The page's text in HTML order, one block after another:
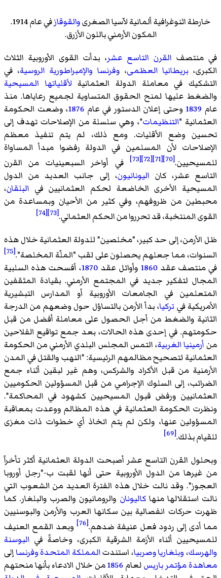
خارطة اثنوغرافية ألمانية لآسيا الصغرىوالقوقاز
في عام 1914.
المكون الأرمني باللون الأزرق.
في منتصف القرن التاسع عشر، بدأت القوى الأوروبية الثلاث
الكبرى، بريطانيا العظمى، وفرنسا والإمبراطورية الروسية، في
التشكيك في معاملة الدولة العثمانية لأقلياتها المسيحية
والضغط عليها لمنح الحقوق المتساوية لجميع رعاياها. منذ
عام 1839 وحتى إعلان الدستور في عام 1876، وضعت الحكومة
العثمانية "التنظيمات"، وهي سلسلة من الإصلاحات تهدف إلى
تحسين وضع الأقليات. ومع ذلك، لم يتم تنفيذ معظم
الإصلاحات لأن المسلمين في الدولة رفضوا مبدأ المساواة
للمسيحيين.[70]
[71]
[72]
[73]
في أواخر السبعينيات من القرن
التاسع عشر، كان اليونانيون، إلى جانب العديد من الدول
المسيحية الأخرى الخاضعة لحكم العثمانيين في البلقان،
محبطين من ظروفهم، وفي كثير من الأحيان وبمساعدة من
القوى المنتخبة، قد تحرروا من الحكم العثماني.[73]
[74]
ظل الأرمن، إلى حد كبير، "مخلصين" للدولة العثمانية خلال هذه
السنوات، مما جعلهم يحصلون على لقب "الملّة المخلصة".[75]
في منتصف عقد 1860 وأوائل عقد 1870، أفسحت هذه السلبية
المجال لتفكير جديد في المجتمع الأرمني. بقيادة المثقفين
المتعلمين في الجامعات الأوروبية أو المدارس التبشيرية
الأمريكية في تركيا، بدأ الأرمن بالتساؤل حول وضعهم من الدرجة
الثانية والضغط من أجل الحصول على معاملة أفضل من قبل
حكومتهم. في إحدى هذه الحالات، بعد جمع تواقيع الفلاحين
من أرمينيا الغربية، التمس المجلس البلدي الأرمني من الحكومة
العثمانية لتصحيح مظالمهم الرئيسية: "النهب والقتل في المدن
الأرمنية من قبل الأكراد والشركس، وهم غير لبقين أثناء جمع
الضرائب، إلى السلوك الإجرامي من قبل المسؤولين الحكوميين
العثمانيين ورفض قبول المسيحيين كشهود في المحاكمة".
ونظرت الحكومة العثمانية في هذه المظالم ووعدت بمعاقبة
المسؤولين عنها، ولكن لم يتم اتخاذ أي خطوات ذات مغزى
للقيام بذلك.[69]
وبحلول القرن التاسع عشر أصبحت الدولة العثمانية أكثر تأخراً
من غيرها من الدول الأوروبية حتى أنها لقبت ب-"رجل أوروبا
العجوز". وقد نالت خلال هذه الفترة العديد من الشعوب التي
نالت استقلالها منهاكاليونان والرومانيون والصرب والبلغار. كما
ظهرت حركات انفصالية بين سكانها العرب والأرمن والبوسنيين
مما أدى إلى ردود فعل عنيفة ضدهم.[76]
وبعد القمع العنيف
للمسيحيين أثناء الأزمة الشرقية الكبرى، وخاصةً في البوسنة
والهرسك، وبلغارياوصربيا، استندتالمملكة المتحدةوفرنساإلى
معاهدة مؤتمر باريس لعام 1856من خلال الادعاء بأنها منحتهم